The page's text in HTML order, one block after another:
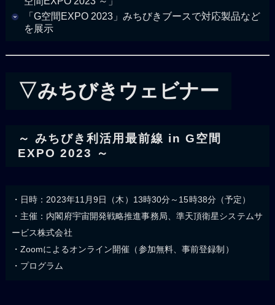
「G空間EXPO 2023」みちびきブースで対応製品など
を展示
▽みちびきウェビナー
～ みちびき利活用最前線 in G空間
EXPO 2023 ～
・日時：2023年11月9日（木）13時30分～15時38分（予定）
・主催：内閣府宇宙開発戦略推進事務局、準天頂衛星システムサ
ービス株式会社
・Zoomによるオンライン開催（参加無料、事前登録制）
・プログラム